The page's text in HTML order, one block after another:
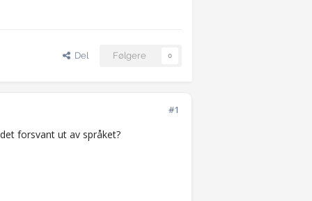
Del Følgere 0
#1
forsvant ut av språket?